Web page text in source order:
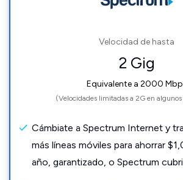
Velocidad de hasta
2 Gig
Equivalente a 2000
(Velocidades limitadas a 2G en
Cámbiate a Spectrum Internet y
más líneas móviles para ahorrar
año, garantizado, o Spectrum